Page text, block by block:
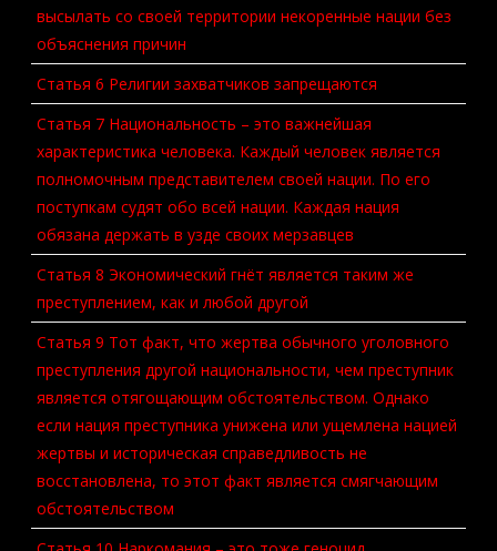
высылать со своей территории некоренные нации без
объяснения причин
Статья 6 Религии захватчиков запрещаются
Статья 7 Национальность – это важнейшая
характеристика человека. Каждый человек является
полномочным представителем своей нации. По его
поступкам судят обо всей нации. Каждая нация
обязана держать в узде своих мерзавцев
Статья 8 Экономический гнёт является таким же
преступлением, как и любой другой
Статья 9 Тот факт, что жертва обычного уголовного
преступления другой национальности, чем преступник
является отягощающим обстоятельством. Однако
если нация преступника унижена или ущемлена нацией
жертвы и историческая справедливость не
восстановлена, то этот факт является смягчающим
обстоятельством